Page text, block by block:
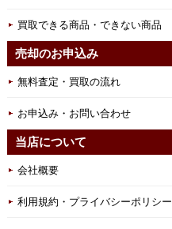
買取できる商品・できない商品
売却のお申込み
無料査定・買取の流れ
お申込み・お問い合わせ
当店について
会社概要
利用規約・プライバシーポリシー